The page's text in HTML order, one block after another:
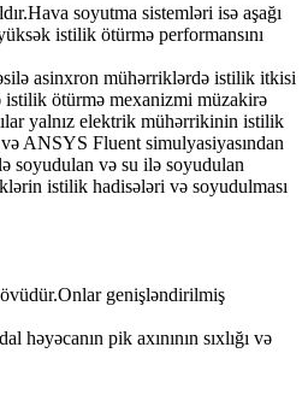
soyutma sistemləri isə aşağı
istilik ötürmə performansını
asinxron mühərriklərdə istilik itkisi
ötürmə mexanizmi müzakirə
yalnız elektrik mühərrikinin istilik
ANSYS Fluent simulyasiyasından
soyudulan və su ilə soyudulan
istilik hadisələri və soyudulması
genişləndirilmiş
pik axınının sıxlığı və